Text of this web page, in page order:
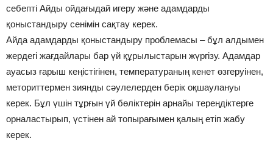
себепті Айды ойдағыдай игеру және адамдарды
қоныстандыру сенімін сақтау керек.
Айда адамдарды қоныстандыру проблемасы – бұл алдымен
жердегі жағдайлары бар үй құрылыстарын жүргізу. Адамдар
ауасыз ғарыш кеңістігінен, температураның кенет өзгеруінен,
меториттермен зиянды сәулелерден берік оқшаулануы
керек. Бұл үшін тұрғын үй бөліктерін арнайы тереңдіктерге
орналастырып, үстінен ай топырағымен қалың етіп жабу
керек.